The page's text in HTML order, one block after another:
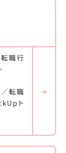
職行
転職
ト